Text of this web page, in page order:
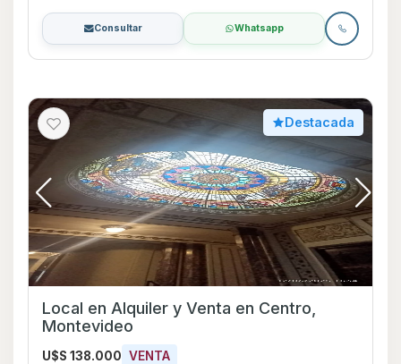
Consultar Whatsapp
Destacada
Local en Alquiler y Venta en Centro,
Montevideo
U$S 138.000 VENTA